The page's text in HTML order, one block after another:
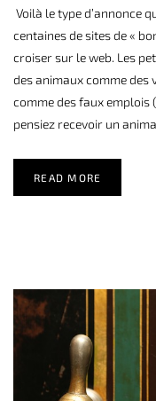
Voilà le type d’annonce
centaines de sites de «
croiser sur le web. Les
des animaux comme des
comme des faux emplois
pensiez recevoir un
READ MORE